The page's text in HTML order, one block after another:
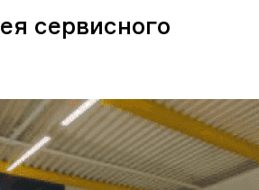
сервисного